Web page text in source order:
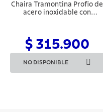
Chaira Tramontina Profio de
acero inoxidable con
$ 315.900
NO DISPONIBLE